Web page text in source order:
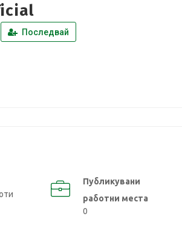
Последвай
Публикувани
работни места
0